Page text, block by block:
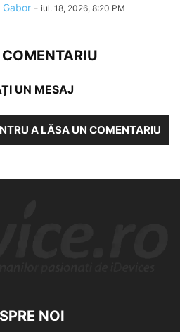
Gabor - iul. 18, 2026, 8:20 PM
UN MESAJ
A LĂSA UN COMENTARIU
NOI